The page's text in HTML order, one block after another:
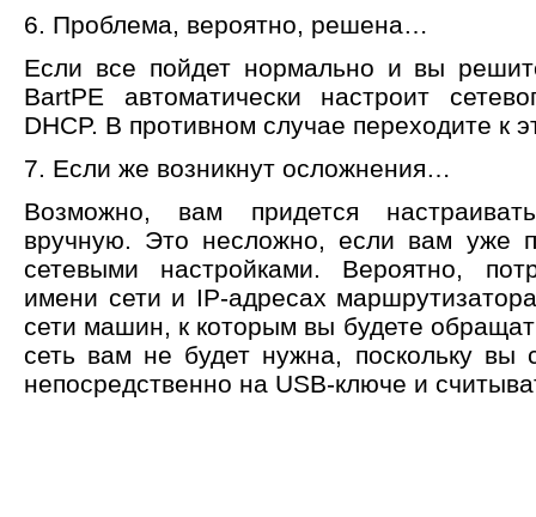
6. Проблема, вероятно, решена…
Если все пойдет нормально и вы
BartPE автоматически настроит
DHCP. В противном случае переходите к
7. Если же возникнут осложнения…
Возможно, вам придется
вручную. Это несложно, если вам уже
сетевыми настройками. Вероятно,
имени сети и IP-адресах
сети машин, к которым вы будете
сеть вам не будет нужна, поскольку вы
непосредственно на USB-ключе и